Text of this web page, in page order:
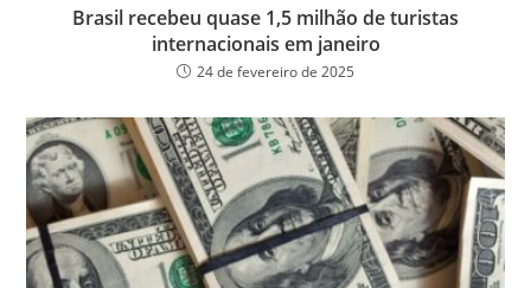
Brasil recebeu quase 1,5 milhão de turistas
internacionais em janeiro
24 de fevereiro de 2025